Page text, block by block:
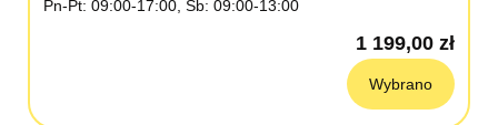
Pn-Pt: 09:00-17:00, Sb: 09:00-13:00
1 199,00 zł
Wybrano